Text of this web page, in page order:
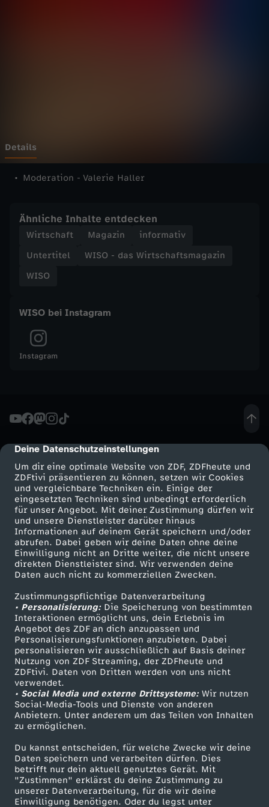
cmp-dialog-description
Deine Datenschutzeinstellungen
Um dir eine optimale Website von ZDF, ZDFheute und
ZDFtivi präsentieren zu können, setzen wir Cookies
und vergleichbare Techniken ein. Einige der
eingesetzten Techniken sind unbedingt erforderlich
für unser Angebot. Mit deiner Zustimmung dürfen wir
und unsere Dienstleister darüber hinaus
Informationen auf deinem Gerät speichern und/oder
abrufen. Dabei geben wir deine Daten ohne deine
Einwilligung nicht an Dritte weiter, die nicht unsere
direkten Dienstleister sind. Wir verwenden deine
Daten auch nicht zu kommerziellen Zwecken.
Zustimmungspflichtige Datenverarbeitung
• Personalisierung:Die Speicherung von bestimmten
Interaktionen ermöglicht uns, dein Erlebnis im
Angebot des ZDF an dich anzupassen und
Personalisierungsfunktionen anzubieten. Dabei
personalisieren wir ausschließlich auf Basis deiner
Nutzung von ZDF Streaming, der ZDFheute und
ZDFtivi. Daten von Dritten werden von uns nicht
verwendet.
• Social Media und externe Drittsysteme:Wir nutzen
Social-Media-Tools und Dienste von anderen
Anbietern. Unter anderem um das Teilen von Inhalten
zu ermöglichen.
Du kannst entscheiden, für welche Zwecke wir deine
Daten speichern und verarbeiten dürfen. Dies
betrifft nur dein aktuell genutztes Gerät. Mit
"Zustimmen" erklärst du deine Zustimmung zu
unserer Datenverarbeitung, für die wir deine
Einwilligung benötigen. Oder du legst unter
s
c
a
f
s
m
g
a
z
i
n
-
Z
i
v
i
l
s
c
h
Details
Moderation - Valerie Haller
Ähnliche Inhalte entdecken
Wirtschaft Magazin
informativ
Untertitel
WISO - das Wirtschaftsmagazin
WISO
WISO bei Instagram
Instagram
Mehr ZDF
ZDF-Apps
Smart TV
ZDFtext
Livestreams
Sendungen A-Z
TV-Programm
Service
ZDFmitreden
Kontakt zum ZDF
Tickets
Zuschauerservice
Hilfe
ZDF Unternehmen
Karriere
ZDF goes Schule
Werbefernsehen
Mainzelmännchen